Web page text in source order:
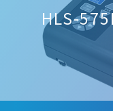
产品资料
HLS-